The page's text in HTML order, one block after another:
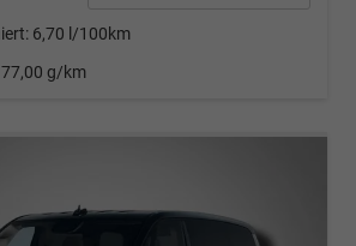
6,70 l/100km
g/km